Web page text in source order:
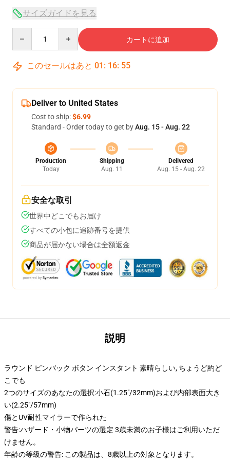
サイズガイドを見る
カートに追加
このセールはあと 01 : 16: 54
Deliver to United States
Cost to ship:$6.99
Standard - Order today to get byAug. 15 - Aug. 22
Production
Today
Shipping
Aug. 11
Delivered
Aug. 15 - Aug. 22
安全な取引
世界中どこでもお届け
すべての小包に追跡番号を提供
商品が届かない場合は全額返金
説明
ラウンド ピンバック ボタン インスタント 素晴らしい, ちょうど約ど
こでも
2つのサイズのあなたの選択:小石(1.25"/32mm)および内部表面大き
い(2.25"/57mm)
傷とUV耐性マイラーで作られた
警告:ハザード・小物パーツの選定 3歳未満のお子様はご利用いただ
けません。
年齢の等級の警告: この製品は、8歳以上の対象となります。